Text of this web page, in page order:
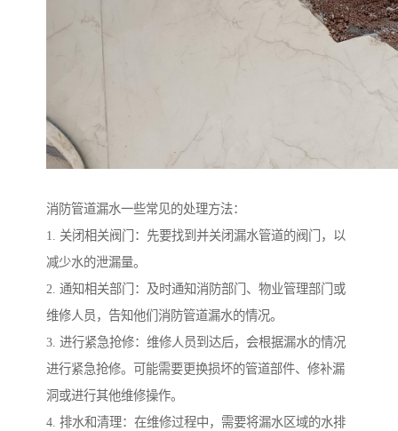
消防管道漏水一些常见的处理方法：
1. 关闭相关阀门：先要找到并关闭漏水管道的阀门，以
减少水的泄漏量。
2. 通知相关部门：及时通知消防部门、物业管理部门或
维修人员，告知他们消防管道漏水的情况。
3. 进行紧急抢修：维修人员到达后，会根据漏水的情况
进行紧急抢修。可能需要更换损坏的管道部件、修补漏
洞或进行其他维修操作。
4. 排水和清理：在维修过程中，需要将漏水区域的水排